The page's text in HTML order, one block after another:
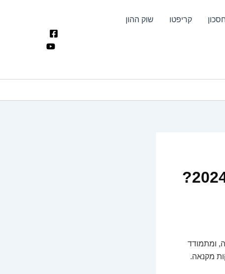
קריפטו שוק ההון
האם כדאי להשקיע בחברות ביטוח ב-2024?
ומתמודד
מקנאה.